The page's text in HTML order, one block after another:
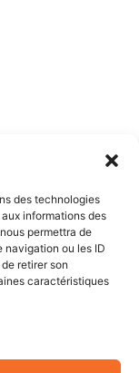
des technologies
informations des
permettra de
navigation ou les ID
retirer son
caractéristiques